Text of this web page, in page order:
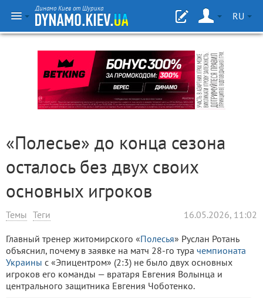
Динамо Киев от Шурика
RU
«Полесье» до конца сезона
осталось без двух своих
основных игроков
Темы Теги 16.05.2026, 11:02
Главный тренер житомирского «Полесья» Руслан Ротань
объяснил, почему в заявке на матч 28-го тура чемпионата
Украины с «Эпицентром» (2:3) не было двух основных
игроков его команды — вратаря Евгения Волынца и
центрального защитника Евгения Чоботенко.